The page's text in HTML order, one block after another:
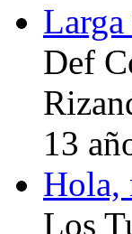
Def
13
Hola,
Los